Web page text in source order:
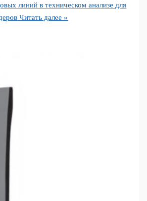
линий в техническом анализе для
Читать далее »